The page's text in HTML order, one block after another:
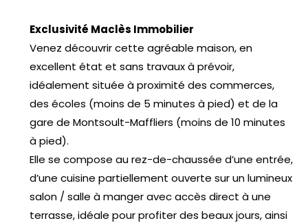
Exclusivité Maclès Immobilier
Venez découvrir cette agréable maison, en
excellent état et sans travaux à prévoir,
idéalement située à proximité des commerces,
des écoles (moins de 5 minutes à pied) et de la
gare de Montsoult-Maffliers (moins de 10 minutes
à pied).
Elle se compose au rez-de-chaussée d’une entrée,
d’une cuisine partiellement ouverte sur un lumineux
salon / salle à manger avec accès direct à une
terrasse, idéale pour profiter des beaux jours, ainsi